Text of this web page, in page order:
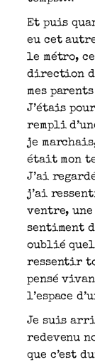
Et puis
eu cet
le métro,
direction
mes
J’étais
rempli
je
était mon
J’ai
j’ai
ventre, une
sentiment
oublié
ressentir
pensé
l’espace
Je suis
redevenu
que c’est